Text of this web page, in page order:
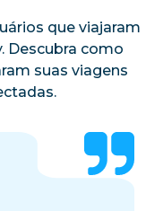
que viajaram
Descubra como
suas viagens